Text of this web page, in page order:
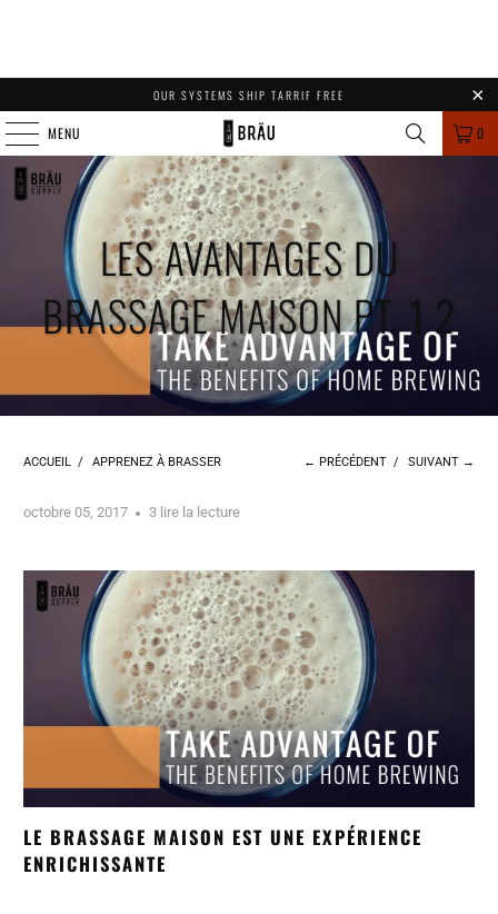
OUR SYSTEMS SHIP TARRIF FREE
MENU 0
LES AVANTAGES DU
BRASSAGE MAISON PT. 1 2
ACCUEIL / APPRENEZ À BRASSER ← PRÉCÉDENT / SUIVANT →
octobre 05, 2017 3 lire la lecture
LE BRASSAGE MAISON EST UNE EXPÉRIENCE
ENRICHISSANTE